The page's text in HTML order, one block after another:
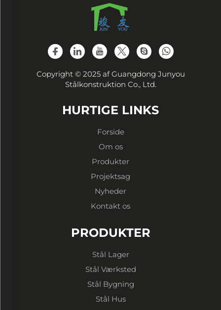
Copyright © 2025 af Guangdong Junyou
Stålkonstruktion Co., Ltd.
HURTIGE LINKS
Forside
Om os
Produkter
Projektsag
Nyheder
Kontakt os
PRODUKTER
Stål Lager
Stål Værksted
Stål Bygning
Stål Hus